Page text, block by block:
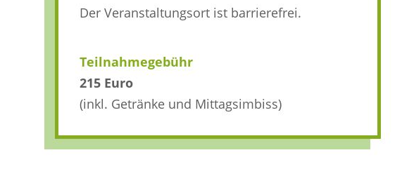
Der Veranstaltungsort ist barrierefrei.
Teilnahmegebühr
215 Euro
(inkl. Getränke und Mittagsimbiss)